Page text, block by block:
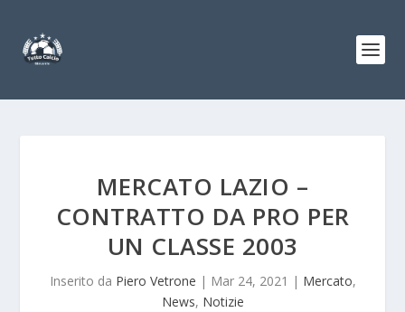
MERCATO LAZIO –
CONTRATTO DA PRO PER
UN CLASSE 2003
Inserito da Piero Vetrone | Mar 24, 2021 | Mercato,
News, Notizie